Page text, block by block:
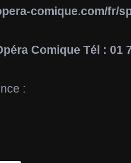
comique.com/fr/
Comique Tél : 01
: